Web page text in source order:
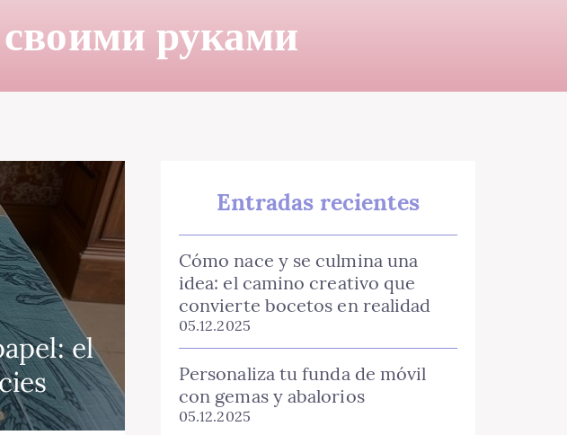
руками
el
Entradas recientes
Cómo nace y se culmina una
idea: el camino creativo que
convierte bocetos en realidad
05.12.2025
Personaliza tu funda de móvil
con gemas y abalorios
05.12.2025